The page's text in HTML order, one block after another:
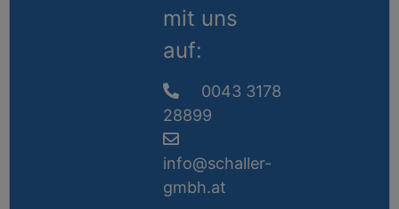
mit uns
auf:
0043 3178
28899
info@schaller-
gmbh.at